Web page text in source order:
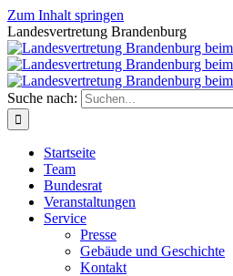
Zum Inhalt springen
Landesvertretung Brandenburg
Suche nach:
Startseite
Team
Bundesrat
Veranstaltungen
Service
Presse
Gebäude und Geschichte
Kontakt